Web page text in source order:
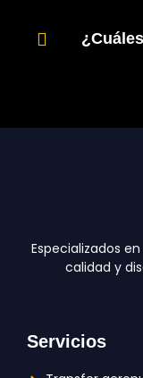
Especializados
calidad y
Servicios